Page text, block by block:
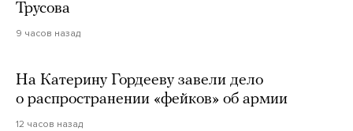
Трусова
9 часов назад
На Катерину Гордееву завели дело
о распространении «фейков» об армии
12 часов назад